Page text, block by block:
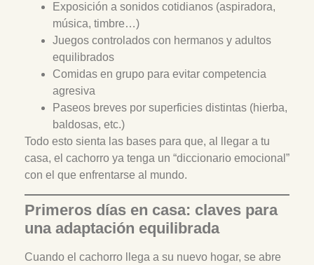
Exposición a sonidos cotidianos (aspiradora,
música, timbre…)
Juegos controlados con hermanos y adultos
equilibrados
Comidas en grupo para evitar competencia
agresiva
Paseos breves por superficies distintas (hierba,
baldosas, etc.)
Todo esto sienta las bases para que, al llegar a tu
casa, el cachorro ya tenga un “diccionario emocional”
con el que enfrentarse al mundo.
Primeros días en casa: claves para
una adaptación equilibrada
Cuando el cachorro llega a su nuevo hogar, se abre